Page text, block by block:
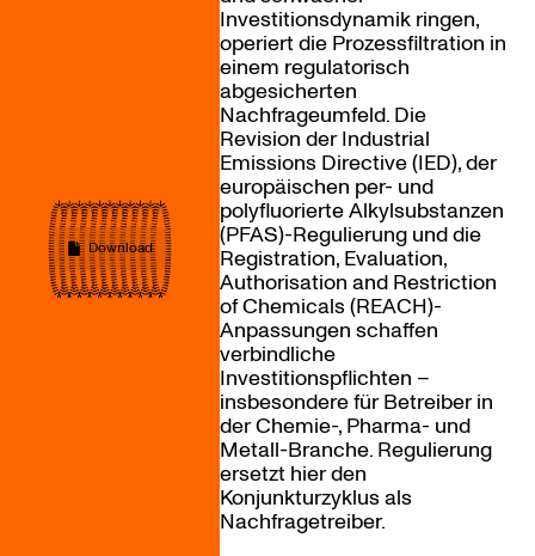
Download
Investitionsdynamik ringen,
operiert die Prozessfiltration in
einem regulatorisch
abgesicherten
Nachfrageumfeld. Die
Revision der Industrial
Emissions Directive (IED), der
europäischen per- und
polyfluorierte Alkylsubstanzen
(PFAS)-Regulierung und die
Registration, Evaluation,
Authorisation and Restriction
of Chemicals (REACH)-
Anpassungen schaffen
verbindliche
Investitionspflichten –
insbesondere für Betreiber in
der Chemie-, Pharma- und
Metall-Branche. Regulierung
ersetzt hier den
Konjunkturzyklus als
Nachfragetreiber.